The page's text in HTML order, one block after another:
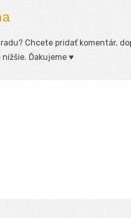
Chcete pridať komentár,
Ďakujeme ♥